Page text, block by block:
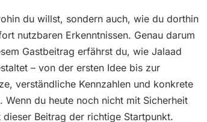
du willst, sondern auch, wie du dorthin
nutzbaren Erkenntnissen. Genau darum
Gastbeitrag erfährst du, wie Jalaad
– von der ersten Idee bis zur
verständliche Kennzahlen und konkrete
du heute noch nicht mit Sicherheit
Beitrag der richtige Startpunkt.